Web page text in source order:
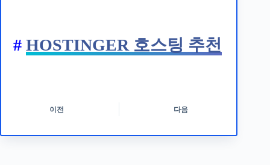
# HOSTINGER 호스팅 추천
이전 다음